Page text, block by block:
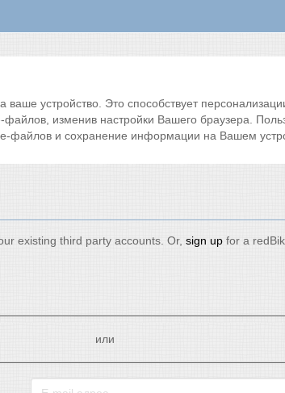
устройство. Это способствует
изменив настройки Вашего браузера.
файлов и сохранение информации на Вашем
existing third party accounts. Or, sign up for a
или